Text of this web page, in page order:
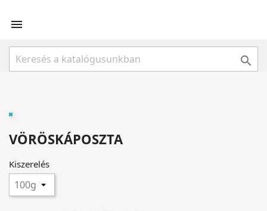


VÖRÖSKÁPOSZTA
Kiszerelés